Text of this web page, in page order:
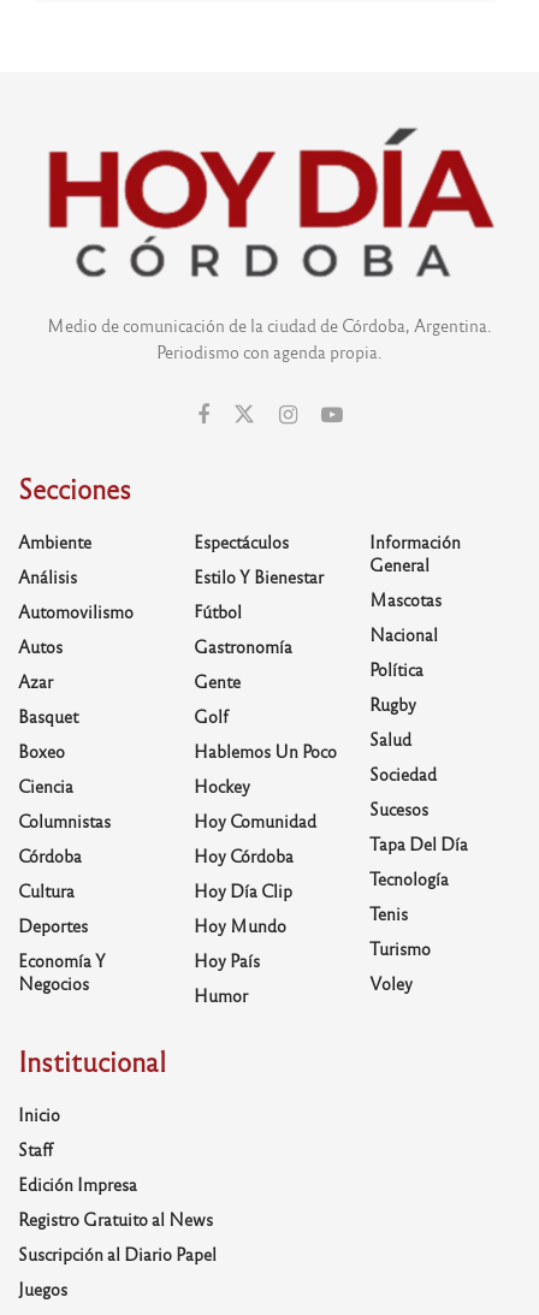
Medio de comunicación de la ciudad de Córdoba, Argentina.
Periodismo con agenda propia.
Secciones
Ambiente
Análisis
Automovilismo
Autos
Azar
Basquet
Boxeo
Ciencia
Columnistas
Córdoba
Cultura
Deportes
Economía Y
Negocios
Espectáculos
Estilo Y Bienestar
Fútbol
Gastronomía
Gente
Golf
Hablemos Un Poco
Hockey
Hoy Comunidad
Hoy Córdoba
Hoy Día Clip
Hoy Mundo
Hoy País
Humor
Información
General
Mascotas
Nacional
Política
Rugby
Salud
Sociedad
Sucesos
Tapa Del Día
Tecnología
Tenis
Turismo
Voley
Institucional
Inicio
Staff
Edición Impresa
Registro Gratuito al News
Suscripción al Diario Papel
Juegos